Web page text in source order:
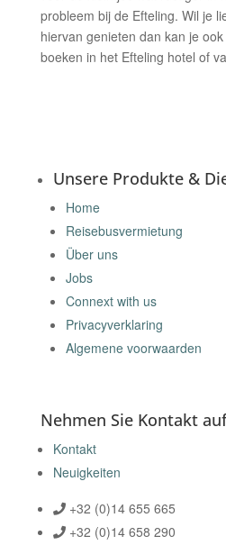
probleem bij de Efteling. Wil je
hiervan genieten dan kan je
boeken in het Efteling hotel of
Unsere Produkte &
Home
Reisebusvermietung
Über uns
Jobs
Connext with us
Privacyverklaring
Algemene voorwaarden
Nehmen Sie Kontakt auf
Kontakt
Neuigkeiten
+32 (0)14 655 665
+32 (0)14 658 290